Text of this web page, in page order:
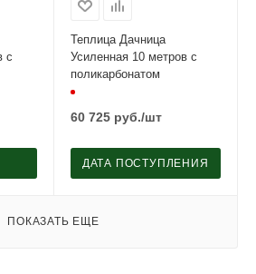
с
Теплица Дачница
Усиленная 10 метров с
поликарбонатом
60 725руб./шт
ДАТА ПОСТУПЛЕНИЯ
ПОКАЗАТЬ ЕЩЕ